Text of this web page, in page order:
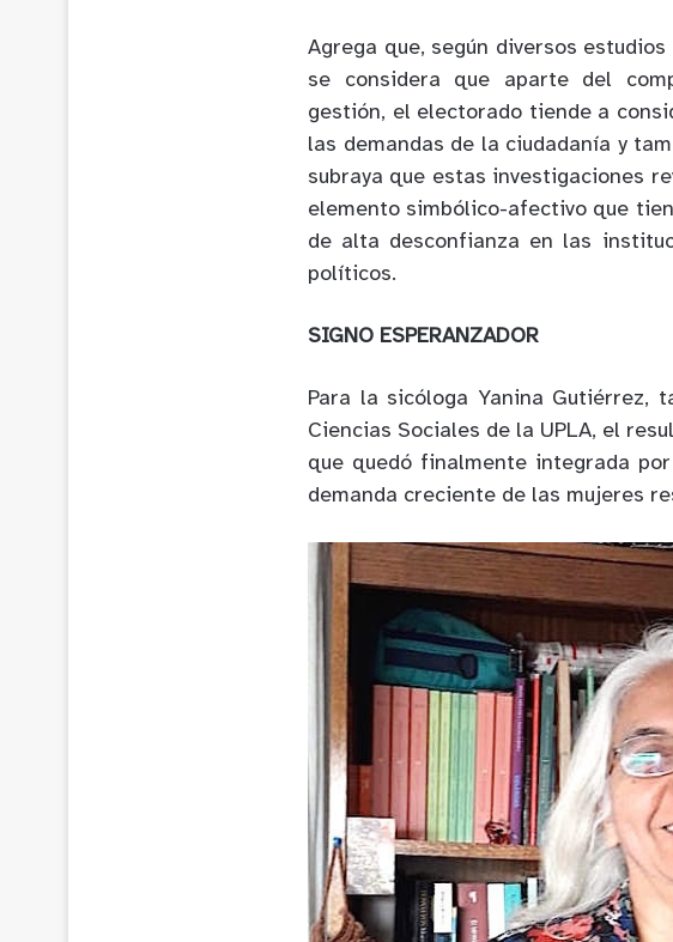
Agrega que, según diversos
se considera que aparte del
gestión, el electorado tiende a
las demandas de la ciudadanía y
subraya que estas investigaciones
elemento simbólico-afectivo que
de alta desconfianza en las
políticos.
SIGNO ESPERANZADOR
Para la sicóloga Yanina Gutiérrez,
Ciencias Sociales de la UPLA, el
que quedó finalmente integrada
demanda creciente de las mujeres